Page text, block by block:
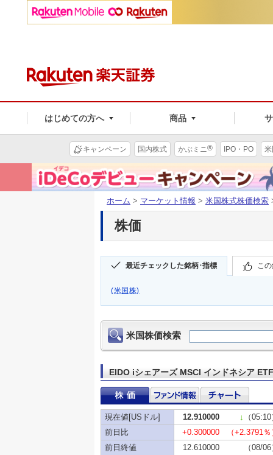
はじめての方へ 商品
キャンペーン 国内株式 かぶミニ® IPO・PO
ホーム > マーケット情報 > 米国株式株価検索
株価
最近チェックした銘柄･指標 こ
(米国株)